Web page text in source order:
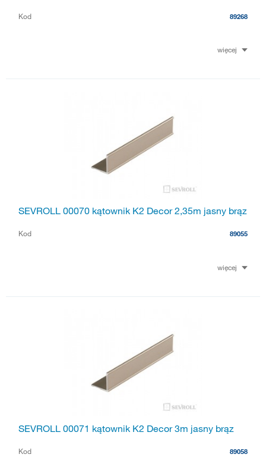
Kod 89268
więcej
SEVROLL 00070 kątownik K2 Decor 2,35m jasny brąz
Kod 89055
więcej
SEVROLL 00071 kątownik K2 Decor 3m jasny brąz
Kod 89058